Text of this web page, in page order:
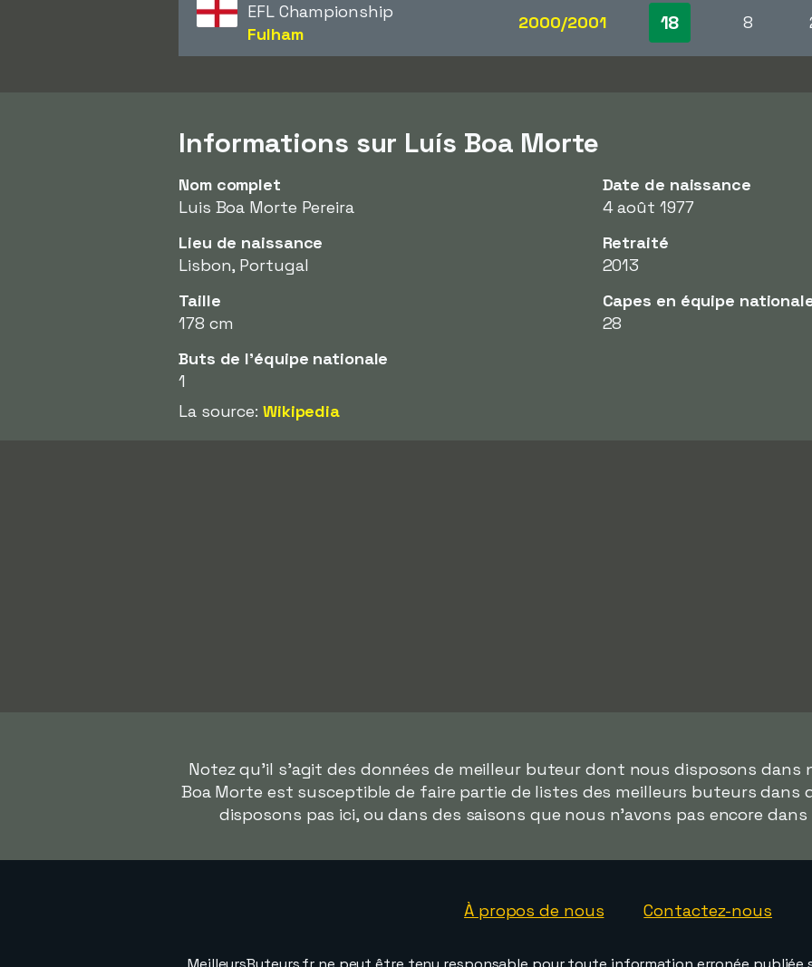
EFL Championship
Fulham
2000/2001 18 8
Informations sur Luís Boa Morte
Nom complet
Luis Boa Morte Pereira
Date de naissance
4 août 1977
Lieu de naissance
Lisbon, Portugal
Retraité
2013
Taille
178 cm
Capes en équipe
28
Buts de l'équipe nationale
1
La source: Wikipedia
Notez qu'il s'agit des données de meilleur buteur dont nous disposons dans
Boa Morte est susceptible de faire partie de listes des meilleurs buteurs
disposons pas ici, ou dans des saisons que nous n'avons pas encore
À propos de nous Contactez-nous